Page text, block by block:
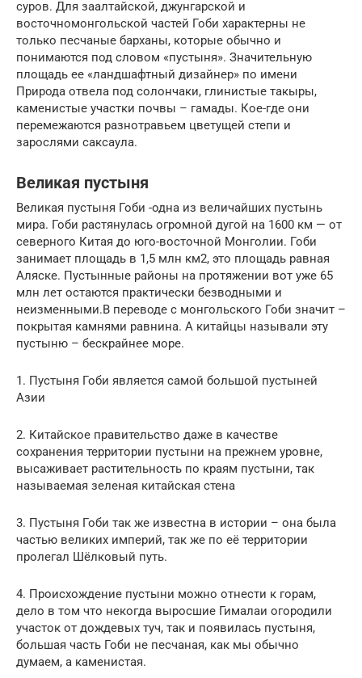
суров. Для заалтайской, джунгарской и
восточномонгольской частей Гоби характерны не
только песчаные барханы, которые обычно и
понимаются под словом «пустыня». Значительную
площадь ее «ландшафтный дизайнер» по имени
Природа отвела под солончаки, глинистые такыры,
каменистые участки почвы – гамады. Кое-где они
перемежаются разнотравьем цветущей степи и
зарослями саксаула.
Великая пустыня
Великая пустыня Гоби -одна из величайших пустынь
мира. Гоби растянулась огромной дугой на 1600 км — от
северного Китая до юго-восточной Монголии. Гоби
занимает площадь в 1,5 млн км2, это площадь равная
Аляске. Пустынные районы на протяжении вот уже 65
млн лет остаются практически безводными и
неизменными.В переводе с монгольского Гоби значит –
покрытая камнями равнина. А китайцы называли эту
пустыню – бескрайнее море.
1. Пустыня Гоби является самой большой пустыней
Азии
2. Китайское правительство даже в качестве
сохранения территории пустыни на прежнем уровне,
высаживает растительность по краям пустыни, так
называемая зеленая китайская стена
3. Пустыня Гоби так же известна в истории – она была
частью великих империй, так же по её территории
пролегал Шёлковый путь.
4. Происхождение пустыни можно отнести к горам,
дело в том что некогда выросшие Гималаи огородили
участок от дождевых туч, так и появилась пустыня,
большая часть Гоби не песчаная, как мы обычно
думаем, а каменистая.